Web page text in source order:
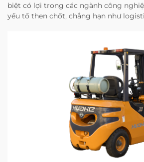
biệt có lợi trong các ngành công
yếu tố then chốt, chẳng hạn như